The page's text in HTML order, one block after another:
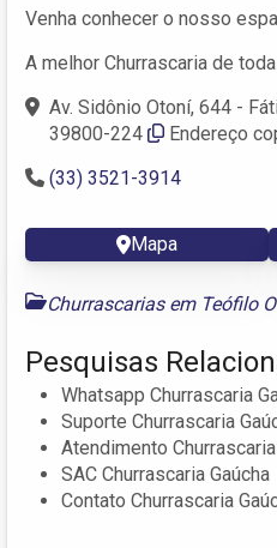
Venha conhecer o nosso
A melhor Churrascaria de
Av. Sidônio Otoní, 644 -
39800-224
Endereço
(33) 3521-3914
Mapa
Churrascarias em Teófilo
Pesquisas
Whatsapp Churrascaria
Suporte Churrascaria
Atendimento
SAC Churrascaria Gaúcha
Contato Churrascaria